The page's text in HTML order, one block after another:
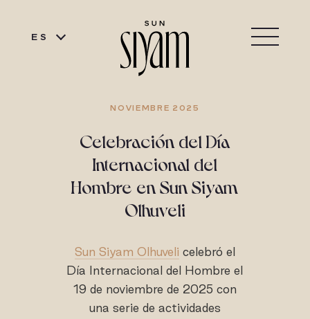
ES
NOVIEMBRE 2025
Celebración del Día
Internacional del
Hombre en Sun Siyam
Olhuveli
Sun Siyam Olhuveli celebró el
Día Internacional del Hombre el
19 de noviembre de 2025 con
una serie de actividades